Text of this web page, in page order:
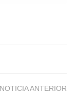
NOTICIA ANTERIOR